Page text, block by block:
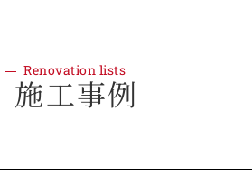
Renovation lists
施工事例